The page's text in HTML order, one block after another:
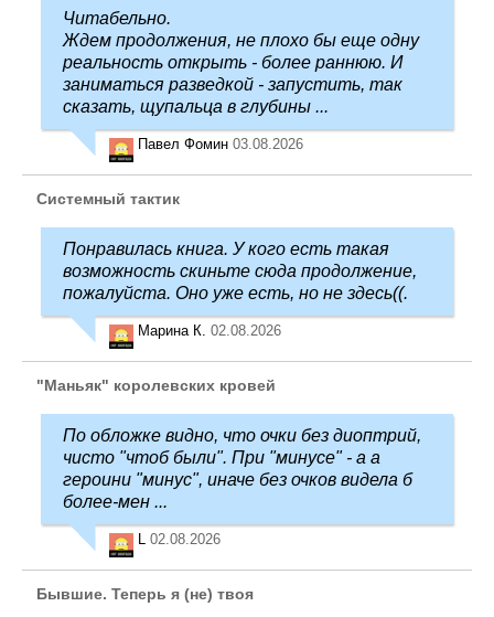
Читабельно.
Ждем продолжения, не плохо бы еще одну
реальность открыть - более раннюю. И
заниматься разведкой - запустить, так
сказать, щупальца в глубины ...
Павел Фомин 03.08.2026
Системный тактик
Понравилась книга. У кого есть такая
возможность скиньте сюда продолжение,
пожалуйста. Оно уже есть, но не здесь((.
Марина К. 02.08.2026
"Маньяк" королевских кровей
По обложке видно, что очки без диоптрий,
чисто "чтоб были". При "минусе" - а а
героини "минус", иначе без очков видела б
более-мен ...
L 02.08.2026
Бывшие. Теперь я (не) твоя